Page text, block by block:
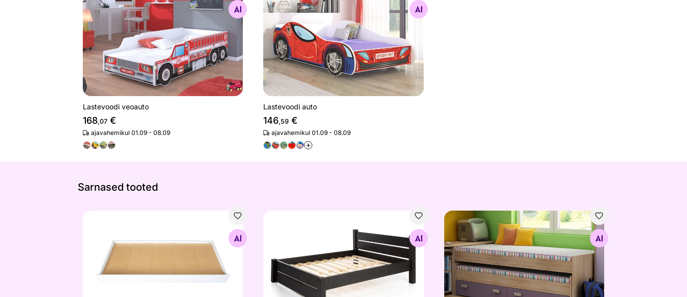
Otsi sarnaseid
Lastevoodi veoauto
168,07 €
ajavahemikul 01.09 - 08.09
Otsi sarnaseid
Lastevoodi auto
146,59 €
ajavahemikul 01.09 - 08.09
+
Sarnased tooted
Otsi sarnaseid Otsi sarnaseid
2-kohalise lastevoodi komplekt Ville 90x200 cm
Otsi sarnaseid